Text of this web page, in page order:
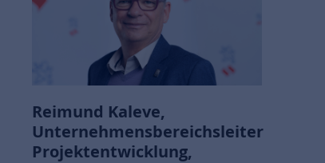
Reimund Kaleve,
Unternehmensbereichsleiter
Projektentwicklung,